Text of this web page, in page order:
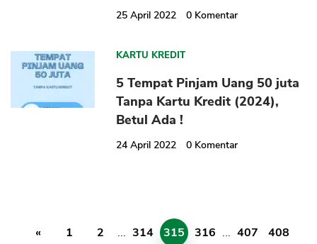
25 April 2022 0 Komentar
KARTU KREDIT
5 Tempat Pinjam Uang 50 juta
Tanpa Kartu Kredit (2024),
Betul Ada !
24 April 2022 0 Komentar
« 1 2 ... 314 315 316 ... 407
408